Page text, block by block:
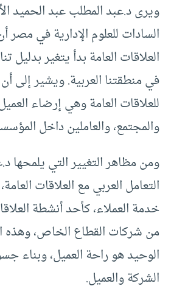
ويرى د.عبد المطلب عبد الحميد
السادات للعلوم الإدارية في مصر
العلاقات العامة بدأ يتغير بدليل
في منطقتنا العربية. ويشير إلى
للعلاقات العامة وهي إرضاء
والمجتمع، والعاملين داخل
ومن مظاهر التغيير التي يلمحها
التعامل العربي مع العلاقات
خدمة العملاء، كأحد أنشطة
من شركات القطاع الخاص، وهذه
الوحيد هو راحة العميل، وبناء
الشركة والعميل.